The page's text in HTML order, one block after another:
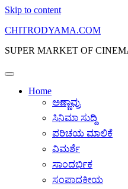
Skip to content
CHITRODYAMA.COM
SUPER MARKET OF
Home
ಅಣ್ಣಾವ್ರು
ಸಿನಿಮಾ ಸುದ್ದಿ
ಪರಿಚಯ ಮಾಲಿಕೆ
ವಿಮರ್ಶೆ
ಸಾಂದರ್ಭಿಕ
ಸಂಪಾದಕೀಯ